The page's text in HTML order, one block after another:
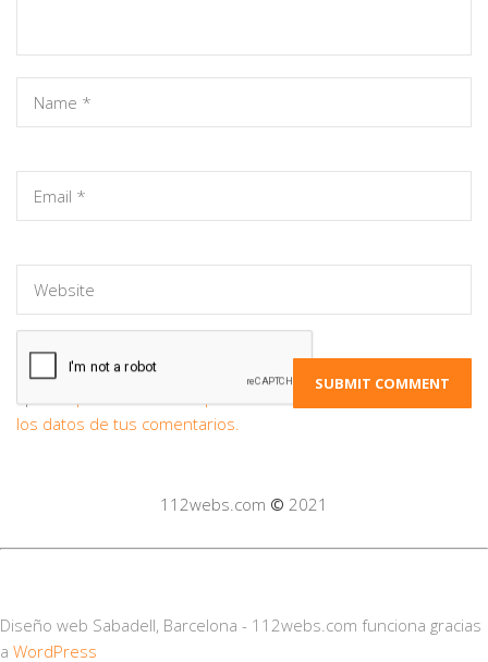
Este sitio usa Akismet para reducir el
spam.
los datos de tus comentarios.
112webs.com © 2021
Diseño web Sabadell, Barcelona - 112webs.com funciona gracias
a WordPress